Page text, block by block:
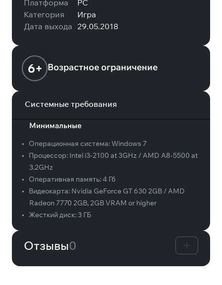
Платформа
PC
Категория
Игра
Дата выхода 29.05.2018
6+ Возрастное ограничение
Системные требования
Минимальные
• Операционная система:Windows 7
•
Процессор: Intel i3-2100 at 3GHz / AMD A8-5500 at
3.2GHz
•
Оперативная память:4 Гб
•
Видеокарта: Nvidia GeForce GT 630 2GB / AMD
Radeon 7770 2GB, 2GB VRAM or higher
•
Жесткий диск: 3 ГБ
Отзывы0